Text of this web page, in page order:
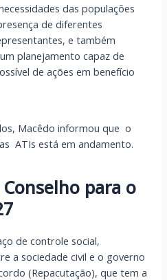
das populações
de diferentes
e também
planejamento capaz de
de ações em benefício
Macêdo informou que o
ATIs está em andamento.
para o
de controle social,
a sociedade civil e o governo
(Repacutação), que tem a